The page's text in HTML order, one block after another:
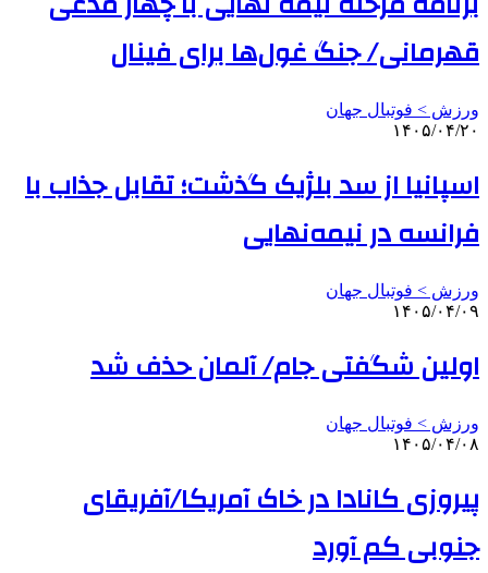
قهرمانی/ جنگ غول‌ها برای فینال
ورزش > فوتبال جهان
۱۴۰۵/۰۴/۲۰
اسپانیا از سد بلژیک گذشت؛ تقابل جذاب با
فرانسه در نیمه‌نهایی
ورزش > فوتبال جهان
۱۴۰۵/۰۴/۰۹
اولین شگفتی جام/ آلمان حذف شد
ورزش > فوتبال جهان
۱۴۰۵/۰۴/۰۸
پیروزی کانادا در خاک آمریکا/آفریقای
جنوبی کم آورد